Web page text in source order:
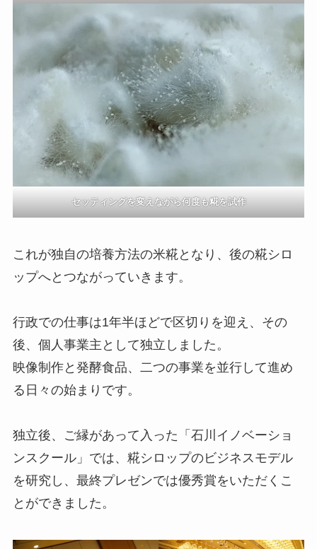
セッティングを変えながら何度も糀を試作
これが独自の培養方法の米糀となり、後の糀シロ
ップへとつながっていきます。
行政での仕事は1年半ほどで区切りを迎え、その
後、個人事業主として独立しました。
映像制作と発酵食品、二つの事業を並行して進め
る日々の始まりです。
独立後、ご縁があって入った「石川イノベーショ
ンスクール」では、糀シロップのビジネスモデル
を研究し、最終プレゼンでは優秀賞をいただくこ
とができました。